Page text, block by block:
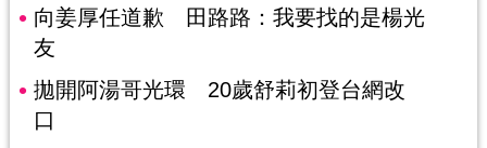
向姜厚任道歉 田路路：我要找的是楊光
友
拋開阿湯哥光環 20歲舒莉初登台網改
口